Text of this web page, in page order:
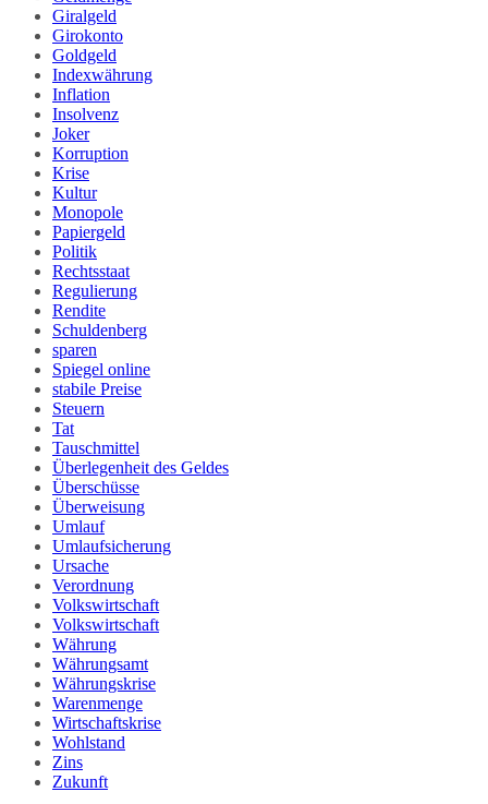
Giralgeld
Girokonto
Goldgeld
Indexwährung
Inflation
Insolvenz
Joker
Korruption
Krise
Kultur
Monopole
Papiergeld
Politik
Rechtsstaat
Regulierung
Rendite
Schuldenberg
sparen
Spiegel online
stabile Preise
Steuern
Tat
Tauschmittel
Überlegenheit des Geldes
Überschüsse
Überweisung
Umlauf
Umlaufsicherung
Ursache
Verordnung
Volkswirtschaft
Volkswirtschaft
Währung
Währungsamt
Währungskrise
Warenmenge
Wirtschaftskrise
Wohlstand
Zins
Zukunft